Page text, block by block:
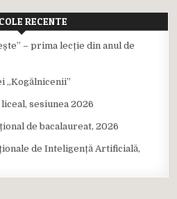
RECENTE
– prima lecție din anul de
,,Kogălnicenii”
sesiunea 2026
de bacalaureat, 2026
de Inteligență Artificială,